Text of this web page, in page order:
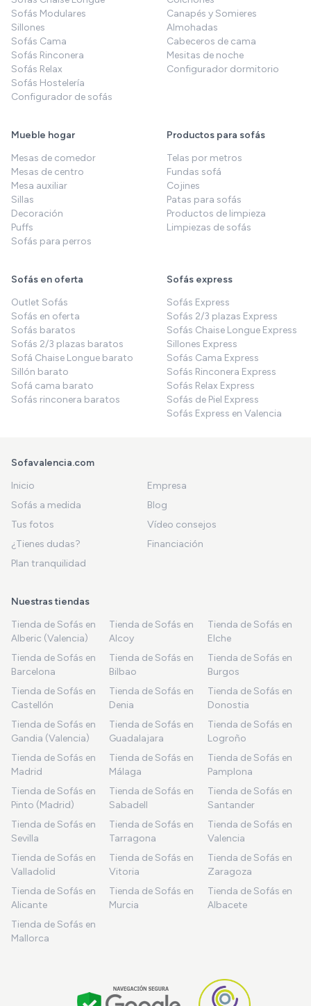
Sofás Modulares
Sillones
Sofás Cama
Sofás Rinconera
Sofás Relax
Sofás Hostelería
Configurador de sofás
Canapés y Somieres
Almohadas
Cabeceros de cama
Mesitas de noche
Configurador dormitorio
Mueble hogar
Mesas de comedor
Mesas de centro
Mesa auxiliar
Sillas
Decoración
Puffs
Sofás para perros
Productos para sofás
Telas por metros
Fundas sofá
Cojines
Patas para sofás
Productos de limpieza
Limpiezas de sofás
Sofás en oferta
Outlet Sofás
Sofás en oferta
Sofás baratos
Sofás 2/3 plazas baratos
Sofá Chaise Longue barato
Sillón barato
Sofá cama barato
Sofás rinconera baratos
Sofás express
Sofás Express
Sofás 2/3 plazas Express
Sofás Chaise Longue Express
Sillones Express
Sofás Cama Express
Sofás Rinconera Express
Sofás Relax Express
Sofás de Piel Express
Sofás Express en Valencia
Sofavalencia.com
Inicio
Empresa
Sofás a medida
Blog
Tus fotos
Vídeo consejos
¿Tienes dudas?
Financiación
Plan tranquilidad
Nuestras tiendas
Tienda de Sofás en
Alberic (Valencia)
Tienda de Sofás en
Alcoy
Tienda de Sofás en
Elche
Tienda de Sofás en
Barcelona
Tienda de Sofás en
Bilbao
Tienda de Sofás en
Burgos
Tienda de Sofás en
Castellón
Tienda de Sofás en
Denia
Tienda de Sofás en
Donostia
Tienda de Sofás en
Gandia (Valencia)
Tienda de Sofás en
Guadalajara
Tienda de Sofás en
Logroño
Tienda de Sofás en
Madrid
Tienda de Sofás en
Málaga
Tienda de Sofás en
Pamplona
Tienda de Sofás en
Pinto (Madrid)
Tienda de Sofás en
Sabadell
Tienda de Sofás en
Santander
Tienda de Sofás en
Sevilla
Tienda de Sofás en
Tarragona
Tienda de Sofás en
Valencia
Tienda de Sofás en
Valladolid
Tienda de Sofás en
Vitoria
Tienda de Sofás en
Zaragoza
Tienda de Sofás en
Alicante
Tienda de Sofás en
Murcia
Tienda de Sofás en
Albacete
Tienda de Sofás en
Mallorca